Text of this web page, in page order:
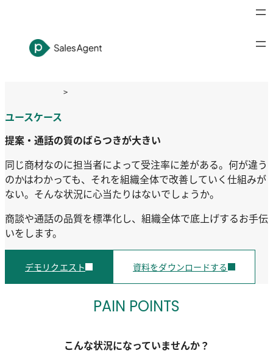
>
サービス
質のばらつきが大きい
ユースケース
提案・通話の質のばらつきが大きい
同じ商材なのに担当者によって受注率に差がある。何が違う
のかはわかっても、それを組織全体で改善していく仕組みが
ない。そんな状況に心当たりはないでしょうか。
商談や通話の品質を標準化し、組織全体で底上げするお手伝
いをします。
デモリクエスト 資料をダウンロードする
PAIN POINTS
こんな状況になっていませんか？